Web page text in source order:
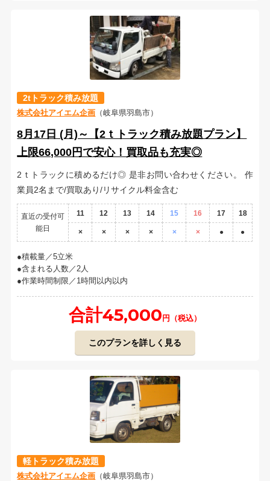
2tトラック積み放題
株式会社アイエム企画 （岐阜県羽島市）
8月17日 (月)～【2ｔトラック積み放題プラン】
上限66,000円で安心！買取品も充実◎
2ｔトラックに積めるだけ◎ 是非お問い合わせください。 作
業員2名まで/買取あり/リサイクル料金含む
直近の受付可
能日
11 12 13 14 15 16 17 18
× × × × × × ● ●
積載量／5立米
含まれる人数／2人
作業時間制限／1時間以内以内
合計45,000円（税込）
このプランを詳しく見る
軽トラック積み放題
株式会社アイエム企画 （岐阜県羽島市）